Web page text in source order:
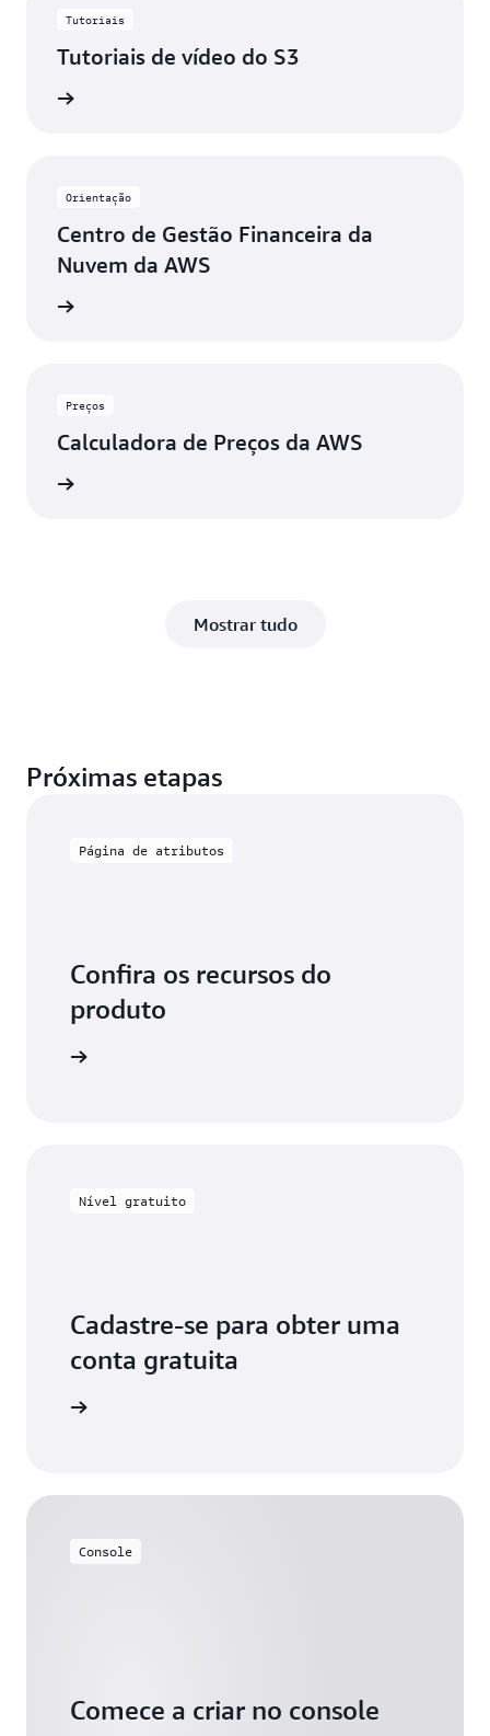
Tutoriais
Tutoriais de vídeo do S3
Orientação
Centro de Gestão Financeira da
Nuvem da AWS
Preços
Calculadora de Preços da AWS
Mostrar tudo
Próximas etapas
Página de atributos
Confira os recursos do
produto
Nível gratuito
Cadastre-se para obter uma
conta gratuita
Console
Comece a criar no console